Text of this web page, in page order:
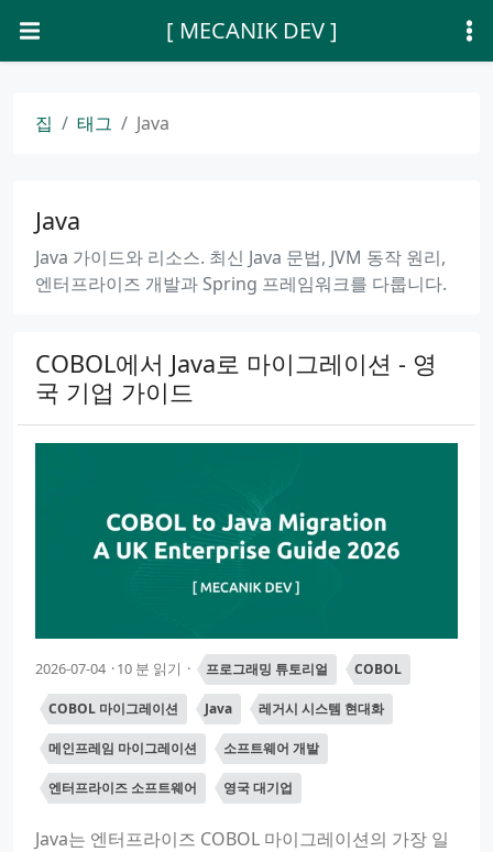
[ MECANIK DEV ]
집 태그 Java
Java
Java 가이드와 리소스. 최신 Java 문법, JVM 동작 원리,
엔터프라이즈 개발과 Spring 프레임워크를 다룹니다.
COBOL에서 Java로 마이그레이션 - 영
국 기업 가이드
2026-07-04 10 분 읽기 프로그래밍 튜토리얼 COBOL
COBOL 마이그레이션 Java 레거시 시스템 현대화
메인프레임 마이그레이션 소프트웨어 개발
엔터프라이즈 소프트웨어 영국 대기업
Java는 엔터프라이즈 COBOL 마이그레이션의 가장 일